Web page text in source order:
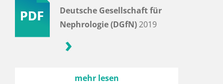
Deutsche Gesellschaft für
Nephrologie (DGfN)2019
mehr lesen